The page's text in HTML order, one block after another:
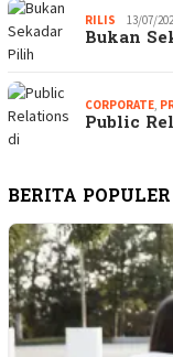
RILIS 13/07/
Bukan
CORPORATE,
Public
BERITA POPULER